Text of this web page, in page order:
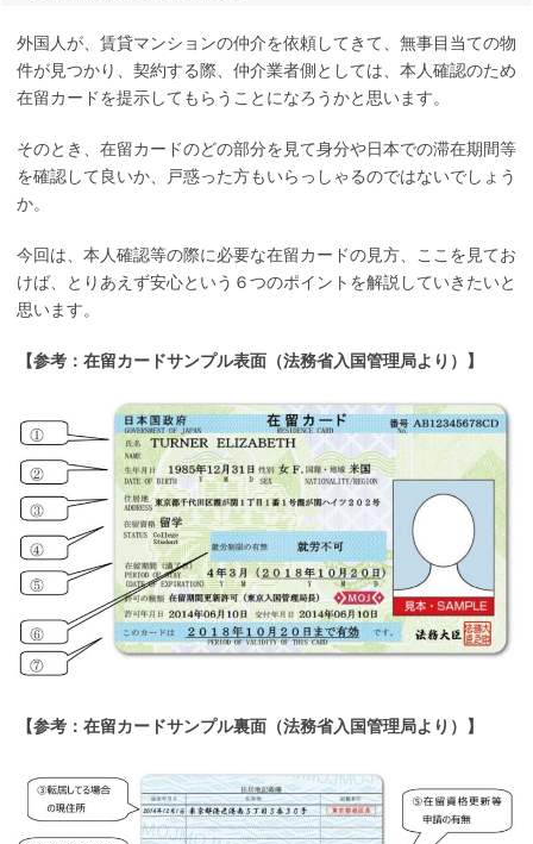
外国人が、賃貸マンションの仲介を依頼してきて、無事目当ての物
件が見つかり、契約する際、仲介業者側としては、本人確認のため
在留カードを提示してもらうことになろうかと思います。
そのとき、在留カードのどの部分を見て身分や日本での滞在期間等
を確認して良いか、戸惑った方もいらっしゃるのではないでしょう
か。
今回は、本人確認等の際に必要な在留カードの見方、ここを見てお
けば、とりあえず安心という６つのポイントを解説していきたいと
思います。
【参考：在留カードサンプル表面（法務省入国管理局より）】
【参考：在留カードサンプル裏面（法務省入国管理局より）】